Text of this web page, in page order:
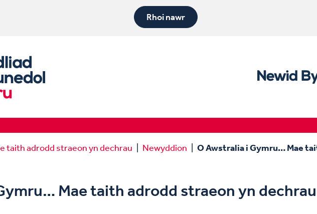
Rhoi nawr
taith adrodd straeon yn dechrau Newyddion O Awstralia i Gymru… Mae
Mae taith adrodd straeon yn dechrau